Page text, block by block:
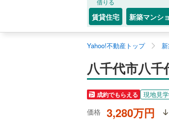
借りる
賃貸住宅 新築マンシ
Yahoo!不動産トップ
八千代市八千
成約でもらえる 現地見
価格 3,280万円